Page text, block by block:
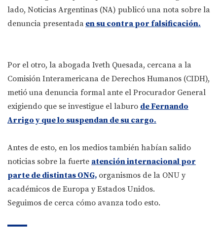
lado, Noticias Argentinas (NA) publicó una nota sobre la
denuncia presentada en su contra por falsificación.
Por el otro, la abogada Iveth Quesada, cercana a la
Comisión Interamericana de Derechos Humanos (CIDH),
metió una denuncia formal ante el Procurador General
exigiendo que se investigue el laburo de Fernando
Arrigo y que lo suspendan de su cargo.
Antes de esto, en los medios también habían salido
noticias sobre la fuerte atención internacional por
parte de distintas ONG, organismos de la ONU y
académicos de Europa y Estados Unidos.
Seguimos de cerca cómo avanza todo esto.